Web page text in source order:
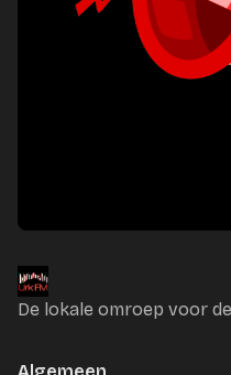
De lokale omroep voor